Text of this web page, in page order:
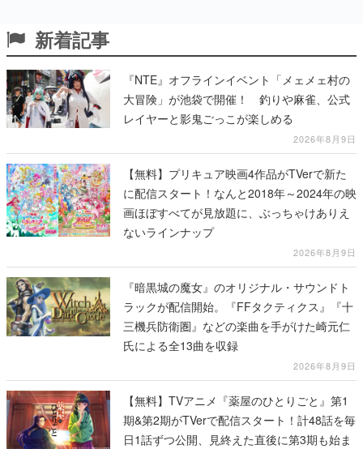
新着記事
『NTE』オフラインイベント「メェメェ村の
大冒険」が池袋で開催！ 釣りや麻雀、公式
レイヤーと影鬼ごっこが楽しめる
2026年8月9日
【無料】プリキュア映画4作品がTVerで新た
に配信スタート！なんと2018年～2024年の映
画ほぼすべてが見放題に、ぶっちゃけありえ
ないラインナップ
2026年8月9日
『暗黒城の魔女』のオリジナル・サウンドト
ラックが配信開始。『FFタクティクス』『十
三機兵防衛圏』などの楽曲を手がけた崎元仁
氏による全13曲を収録
2026年8月9日
【無料】TVアニメ『薬屋のひとりごと』第1
期&第2期がTVerで配信スタート！計48話を毎
日1話ずつ公開、見終えた直後に第3期も始ま